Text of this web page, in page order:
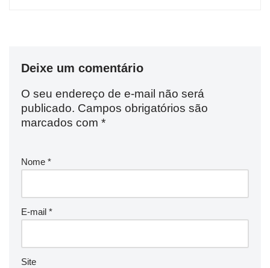
Deixe um comentário
O seu endereço de e-mail não será
publicado. Campos obrigatórios são
marcados com *
Nome *
E-mail *
Site